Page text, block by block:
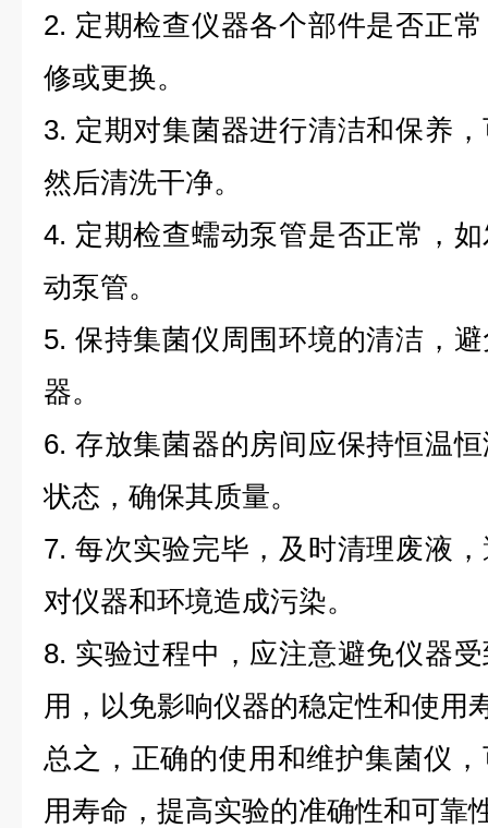
2. 定期检查仪器各个部件是否正
修或更换。
3. 定期对集菌器进行清洁和保养
然后清洗干净。
4. 定期检查蠕动泵管是否正常，
动泵管。
5. 保持集菌仪周围环境的清洁，
器。
6. 存放集菌器的房间应保持恒温
状态，确保其质量。
7. 每次实验完毕，及时清理废液
对仪器和环境造成污染。
8. 实验过程中，应注意避免仪器
用，以免影响仪器的稳定性和使用
总之，正确的使用和维护集菌仪
用寿命，提高实验的准确性和可靠